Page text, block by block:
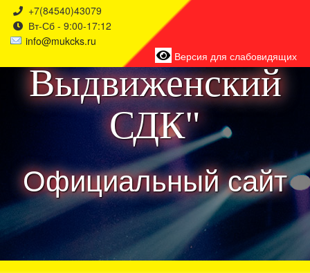
+7(84540)43079
Вт-Сб - 9:00-17:12
info@mukcks.ru
Версия для слабовидящих
района
Выдвиженский
СДК"
Официальный сайт